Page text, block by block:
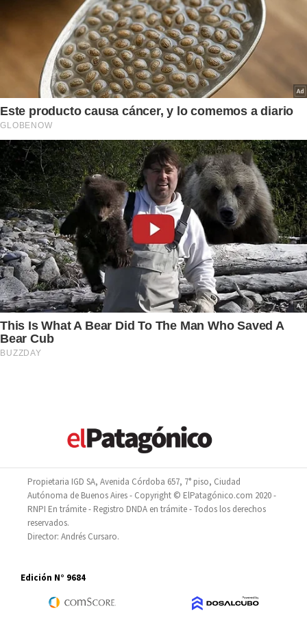
Propietaria IGD SA, Avenida Córdoba 657, 7° piso, Ciudad
Autónoma de Buenos Aires - Copyright © ElPatagónico.com 2020 -
RNPI En trámite - Registro DNDA en trámite - Todos los derechos
reservados.
Director: Andrés Cursaro.
Edición N° 9684